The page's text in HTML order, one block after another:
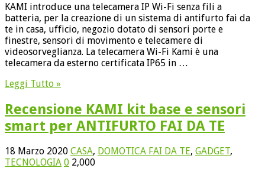
KAMI introduce una telecamera IP Wi-Fi senza fili a
batteria, per la creazione di un sistema di antifurto fai da
te in casa, ufficio, negozio dotato di sensori porte e
finestre, sensori di movimento e telecamere di
videosorveglianza. La telecamera Wi-Fi Kami è una
telecamera da esterno certificata IP65 in …
Leggi Tutto »
Recensione KAMI kit base e sensori
smart per ANTIFURTO FAI DA TE
18 Marzo 2020 CASA, DOMOTICA FAI DA TE, GADGET,
TECNOLOGIA 0 2,000